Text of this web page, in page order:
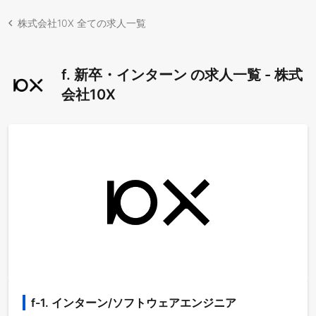
株式会社10X 全ての求人一覧
f. 新卒・インターン の求人一覧 - 株式
会社10X
f-1. インターン/ソフトウェアエンジニア